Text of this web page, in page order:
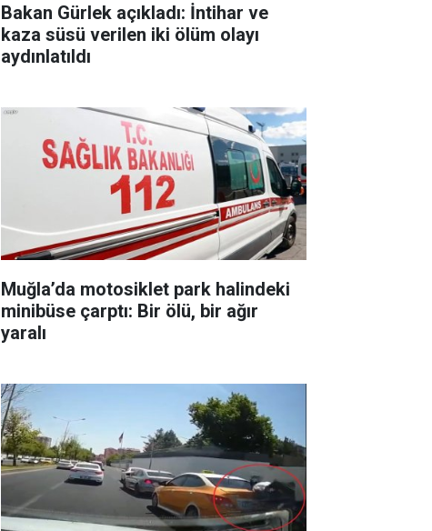
Bakan Gürlek açıkladı: İntihar ve
kaza süsü verilen iki ölüm olayı
aydınlatıldı
Muğla’da motosiklet park halindeki
minibüse çarptı: Bir ölü, bir ağır
yaralı